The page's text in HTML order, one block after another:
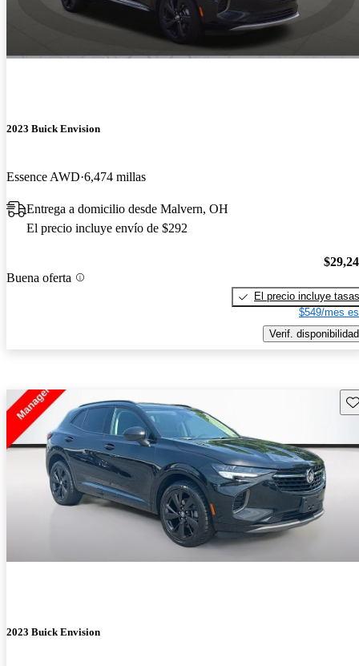
2023 Buick Envision
Essence AWD 6,474 millas
Entrega a domicilio desde Malvern, OH
El precio incluye envío de $292
Buena oferta
El precio incluye tasas
$549/mes
Verif. disponibilidad
2023 Buick Envision